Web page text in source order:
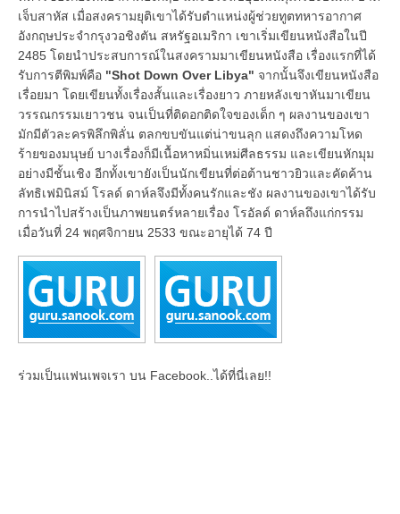
เจ็บสาหัส เมื่อสงครามยุติเขาได้รับตำแหน่งผู้ช่วยทูตทหารอากาศ
อังกฤษประจำกรุงวอชิงตัน สหรัฐอเมริกา เขาเริ่มเขียนหนังสือในปี
2485 โดยนำประสบการณ์ในสงครามมาเขียนหนังสือ เรื่องแรกที่ได้
รับการตีพิมพ์คือ "Shot Down Over Libya" จากนั้นจึงเขียนหนังสือ
เรื่อยมา โดยเขียนทั้งเรื่องสั้นและเรื่องยาว ภายหลังเขาหันมาเขียน
วรรณกรรมเยาวชน จนเป็นที่ติดอกติดใจของเด็ก ๆ ผลงานของเขา
มักมีตัวละครพิลึกพิลั่น ตลกขบขันแต่น่าขนลุก แสดงถึงความโหด
ร้ายของมนุษย์ บางเรื่องก็มีเนื้อหาหมิ่นเหม่ศีลธรรม และเขียนหักมุม
อย่างมีชั้นเชิง อีกทั้งเขายังเป็นนักเขียนที่ต่อต้านชาวยิวและคัดค้าน
ลัทธิเฟมินิสม์ โรลด์ ดาห์ลจึงมีทั้งคนรักและชัง ผลงานของเขาได้รับ
การนำไปสร้างเป็นภาพยนตร์หลายเรื่อง โรอัลด์ ดาห์ลถึงแก่กรรม
เมื่อวันที่ 24 พฤศจิกายน 2533 ขณะอายุได้ 74 ปี
ร่วมเป็นแฟนเพจเรา บน Facebook..ได้ที่นี่เลย!!